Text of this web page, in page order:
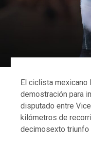
El ciclista mexicano
demostración para
disputado entre
kilómetros de
decimosexto triunfo